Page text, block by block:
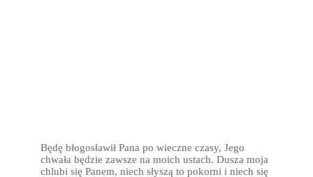
Będę błogosławił Pana po wieczne czasy, Jego
chwała będzie zawsze na moich ustach. Dusza moja
chlubi się Panem, niech słyszą to pokorni i niech się